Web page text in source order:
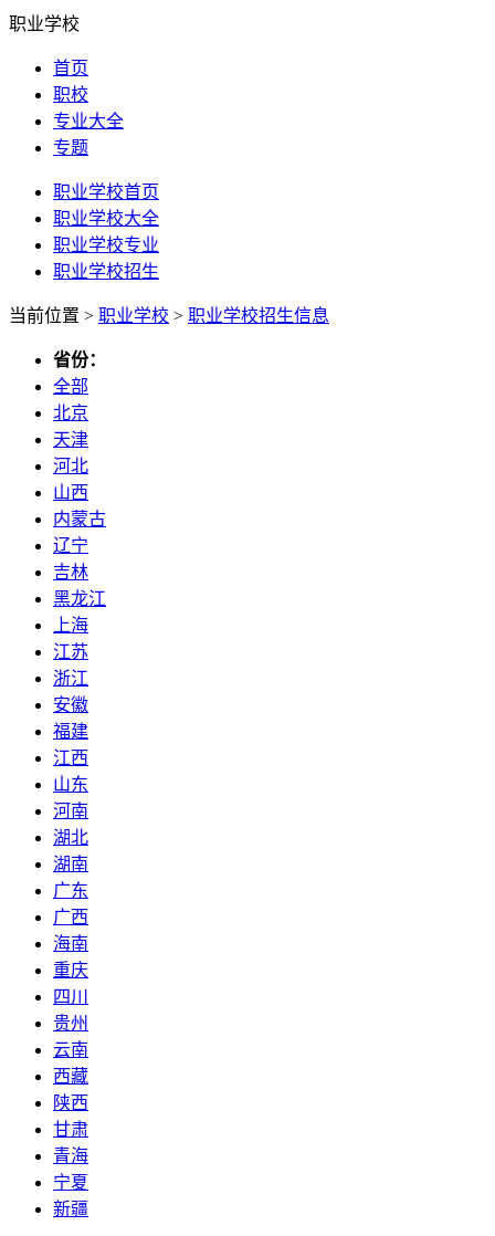
职业学校
首页
职校
专业大全
专题
职业学校首页
职业学校大全
职业学校专业
职业学校招生
当前位置 > 职业学校 > 职业学校招生信息
省份：
全部
北京
天津
河北
山西
内蒙古
辽宁
吉林
黑龙江
上海
江苏
浙江
安徽
福建
江西
山东
河南
湖北
湖南
广东
广西
海南
重庆
四川
贵州
云南
西藏
陕西
甘肃
青海
宁夏
新疆